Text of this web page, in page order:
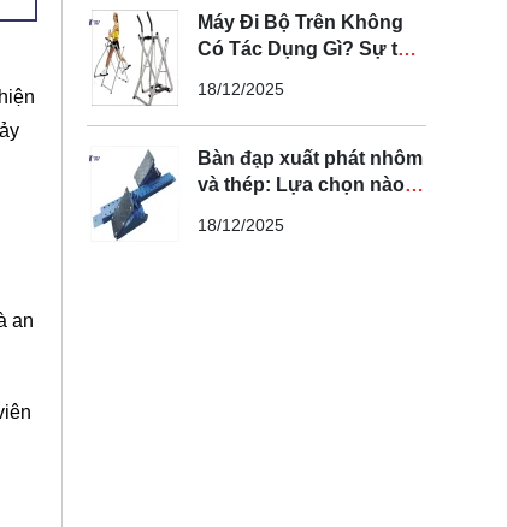
an
Máy Đi Bộ Trên Không
Có Tác Dụng Gì? Sự thật
18/12/2025
Bàn đạp xuất phát nhôm
và thép: Lựa chọn nào
18/12/2025